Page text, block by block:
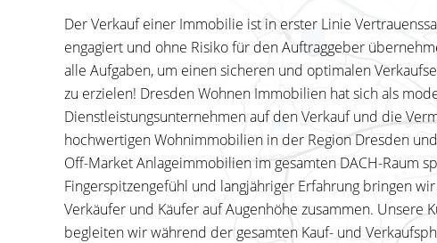
Der Verkauf einer Immobilie ist in erster Linie
engagiert und ohne Risiko für den Auftraggeber
alle Aufgaben, um einen sicheren und optimalen
zu erzielen! Dresden Wohnen Immobilien hat sich als
Dienstleistungsunternehmen auf den Verkauf und die
hochwertigen Wohnimmobilien in der Region Dresden
Off-Market Anlageimmobilien im gesamten DACH-Raum
Fingerspitzengefühl und langjähriger Erfahrung bringen
Verkäufer und Käufer auf Augenhöhe zusammen. Unsere
begleiten wir während der gesamten Kauf- und